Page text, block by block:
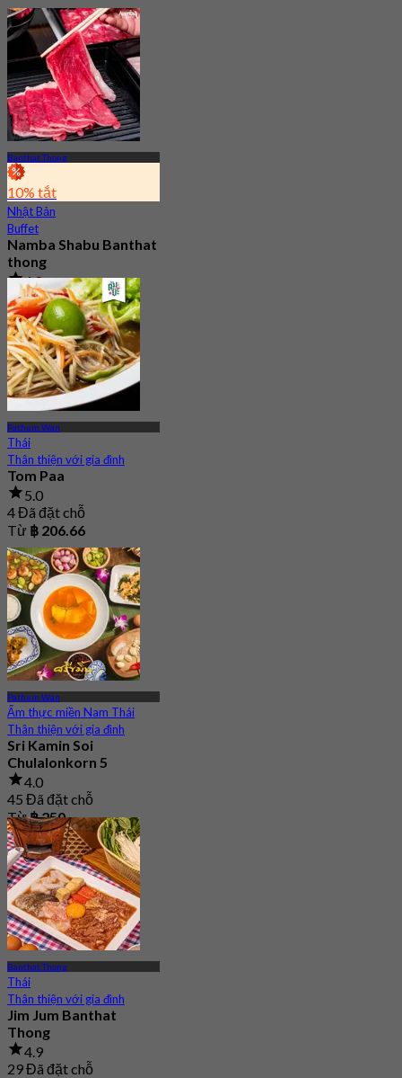
Banthat Thong
10% tắt
Nhật Bản
Buffet
Namba Shabu Banthat
thong
4.8
743 Đã đặt chỗ
Từ฿ 268
Pathum Wan
Thái
Thân thiện với gia đình
Tom Paa
5.0
4 Đã đặt chỗ
Từ ฿ 206.66
Pathum Wan
Ẩm thực miền Nam Thái
Thân thiện với gia đình
Sri Kamin Soi
Chulalonkorn 5
4.0
45 Đã đặt chỗ
Từ฿ 250
Banthat Thong
Thái
Thân thiện với gia đình
Jim Jum Banthat
Thong
4.9
29 Đã đặt chỗ